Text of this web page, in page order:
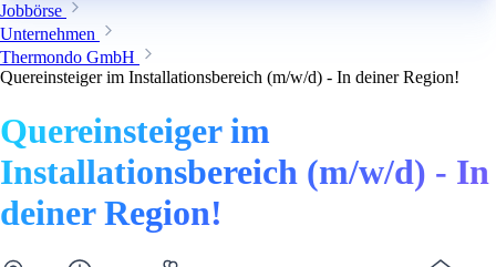
Jobbörse
Unternehmen
Thermondo GmbH
Quereinsteiger im Installationsbereich (m/w/d) - In deiner Region!
Quereinsteiger im
Installationsbereich (m/w/d) - In
deiner Region!